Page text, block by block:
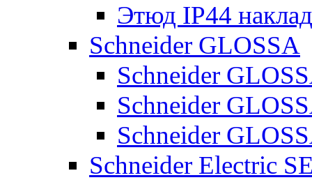
Этюд IP44
Schneider GLOSSA
Schneider
Schneider
Schneider
Schneider Electric